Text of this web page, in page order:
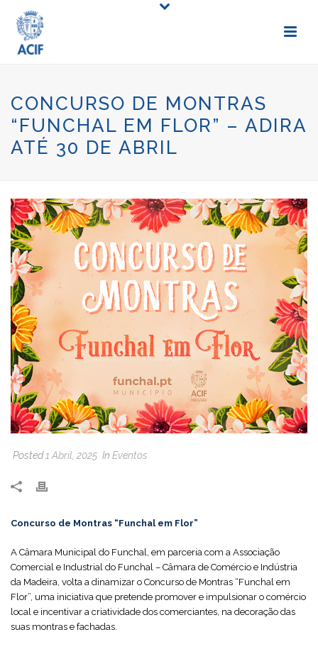
CONCURSO DE MONTRAS
“FUNCHAL EM FLOR” – ADIRA
ATÉ 30 DE ABRIL
Posted1 Abril, 2025 In Eventos
Concurso de Montras “Funchal em Flor”
A Câmara Municipal do Funchal, em parceria com a Associação
Comercial e Industrial do Funchal – Câmara de Comércio e Indústria
da Madeira, volta a dinamizar o Concurso de Montras “Funchal em
Flor”, uma iniciativa que pretende promover e impulsionar o comércio
local e incentivar a criatividade dos comerciantes, na decoração das
suas montras e fachadas.